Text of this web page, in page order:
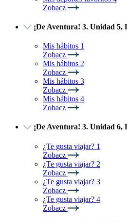
Zobacz
¡De Aventura! 3. Unidad 5,
Mis hábitos 1
Zobacz
Mis hábitos 2
Zobacz
Mis hábitos 3
Zobacz
Mis hábitos 4
Zobacz
¡De Aventura! 3. Unidad 6,
¿Te gusta viajar? 1
Zobacz
¿Te gusta viajar? 2
Zobacz
¿Te gusta viajar? 3
Zobacz
¿Te gusta viajar? 4
Zobacz